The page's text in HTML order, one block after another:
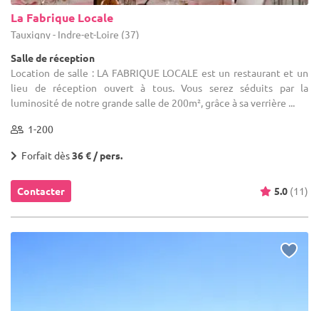
La Fabrique Locale
Tauxigny - Indre-et-Loire (37)
Salle de réception
Location de salle : LA FABRIQUE LOCALE est un restaurant et un
lieu de réception ouvert à tous. Vous serez séduits par la
luminosité de notre grande salle de 200m², grâce à sa verrière ...
1-200
Forfait dès36 € / pers.
Contacter 5.0 (11)